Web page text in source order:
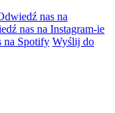
nas na
nas na Instagram-ie
na Spotify Wyślij do